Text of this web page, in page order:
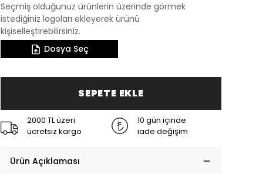
Seçmiş olduğunuz ürünlerin üzerinde görmek
istediğiniz logoları ekleyerek ürünü
kişiselleştirebilirsiniz.
Dosya Seç
SEPETE EKLE
2000 TL üzeri
ücretsiz kargo
10 gün içinde
iade değişim
Ürün Açıklaması